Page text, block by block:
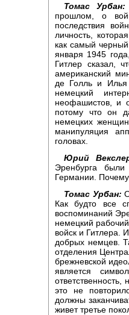
Томас Урбан:
прошлом, о
последствия
личность,
как самый
января 1945
Гитлер сказал,
американский
де Голль и
немецкий
неофашистов, и
потому что он
немецких
манипуляция
головах.
Юрий
Эренбурга
Германии.
Томас Урбан:
Как будто все
воспоминаний
немецкий
войск и Гитлера.
добрых немцев.
отделения
брежневской
является
это не
должны
живет третье